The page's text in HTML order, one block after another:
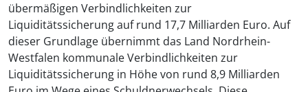
übermäßigen Verbindlichkeiten zur
Liquiditätssicherung auf rund 17,7 Milliarden Euro. Auf
dieser Grundlage übernimmt das Land Nordrhein-
Westfalen kommunale Verbindlichkeiten zur
Liquiditätssicherung in Höhe von rund 8,9 Milliarden